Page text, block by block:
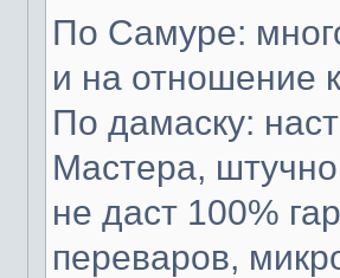
По Самуре:
и на отношение
По дамаску:
Мастера,
не даст 100%
переваров,